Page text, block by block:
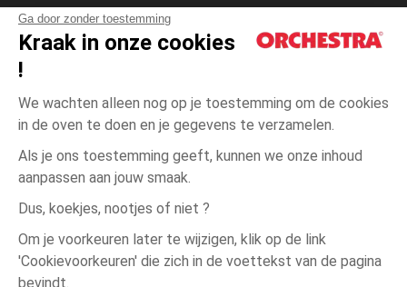
Ga door zonder toestemming
Kraak in onze cookies
!
We wachten alleen nog op je toestemming om de cookies
in de oven te doen en je gegevens te verzamelen.
Als je ons toestemming geeft, kunnen we onze inhoud
aanpassen aan jouw smaak.
Dus, koekjes, nootjes of niet ?
Om je voorkeuren later te wijzigen, klik op de link
'Cookievoorkeuren' die zich in de voettekst van de pagina
bevindt.
Ecru Ecru 19
Algemene verkoopsvoorwaarden
Wettelijke bepalingen
Persoonsgegevens